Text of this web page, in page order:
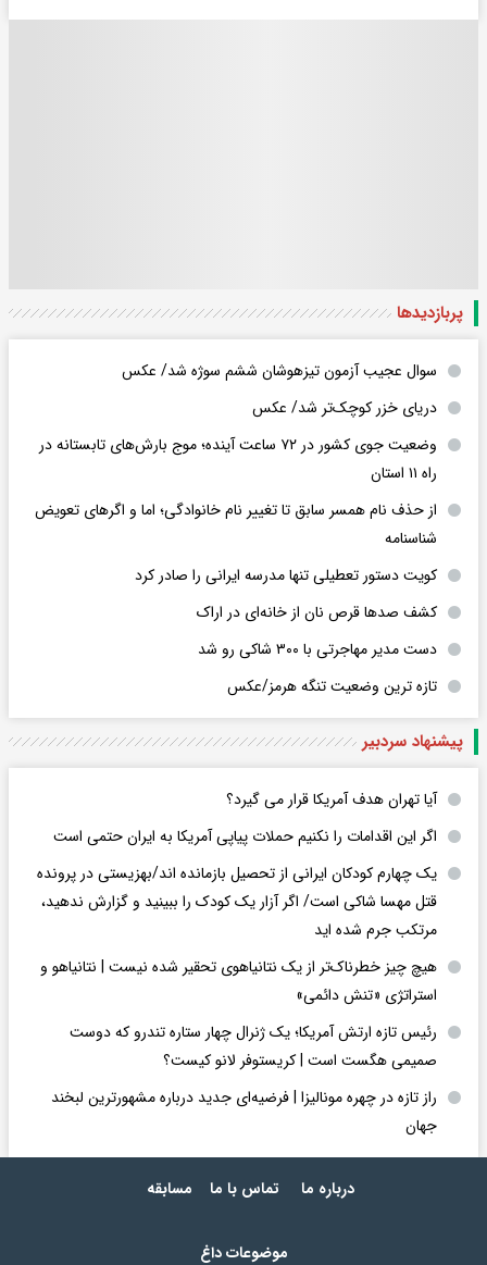
پربازدید‌ها
سوال عجیب آزمون تیزهوشان ششم سوژه شد/ عکس
دریای خزر کوچک‌تر شد/ عکس
وضعیت جوی کشور در ۷۲ ساعت آینده؛ موج بارش‌های تابستانه در
راه ۱۱ استان
از حذف نام همسر سابق تا تغییر نام خانوادگی؛ اما و اگرهای تعویض
شناسنامه
کویت دستور تعطیلی تنها مدرسه ایرانی را صادر کرد
کشف صدها قرص نان از خانه‌ای در اراک
دست مدیر مهاجرتی با ۳۰۰ شاکی رو شد
تازه ترین وضعیت تنگه هرمز/عکس
پیشنهاد سردبیر
آیا تهران هدف آمریکا قرار می گیرد؟
اگر این اقدامات را نکنیم حملات پیاپی آمریکا به ایران حتمی است
یک چهارم کودکان ایرانی از تحصیل بازمانده اند/بهزیستی در پرونده
قتل مهسا شاکی است/ اگر آزار یک کودک را ببینید و گزارش ندهید،
مرتکب جرم شده اید
هیچ چیز خطرناک‌تر از یک نتانیاهوی تحقیر شده نیست | نتانیاهو و
استراتژی «تنش دائمی»
رئیس تازه ارتش آمریکا؛ یک ژنرال چهار ستاره تندرو که دوست
صمیمی هگست است | کریستوفر لانو کیست؟
راز تازه در چهره مونالیزا | فرضیه‌ای جدید درباره مشهورترین لبخند
جهان
درباره ما تماس با ما مسابقه
موضوعات داغ